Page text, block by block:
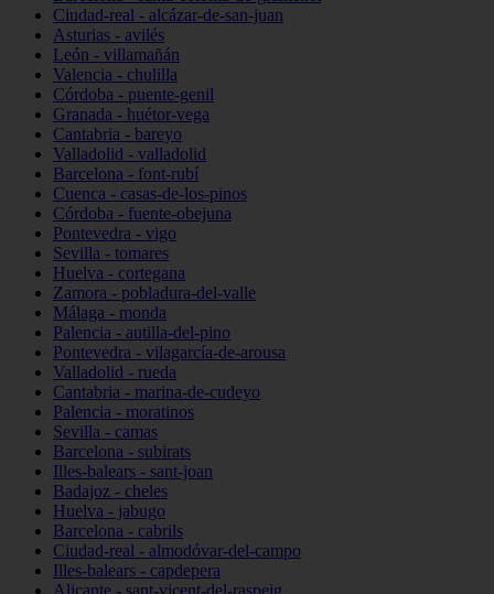
Ciudad-real - alcázar-de-san-juan
Asturias - avilés
León - villamañán
Valencia - chulilla
Córdoba - puente-genil
Granada - huétor-vega
Cantabria - bareyo
Valladolid - valladolid
Barcelona - font-rubí
Cuenca - casas-de-los-pinos
Córdoba - fuente-obejuna
Pontevedra - vigo
Sevilla - tomares
Huelva - cortegana
Zamora - pobladura-del-valle
Málaga - monda
Palencia - autilla-del-pino
Pontevedra - vilagarcía-de-arousa
Valladolid - rueda
Cantabria - marina-de-cudeyo
Palencia - moratinos
Sevilla - camas
Barcelona - subirats
Illes-balears - sant-joan
Badajoz - cheles
Huelva - jabugo
Barcelona - cabrils
Ciudad-real - almodóvar-del-campo
Illes-balears - capdepera
Alicante - sant-vicent-del-raspeig